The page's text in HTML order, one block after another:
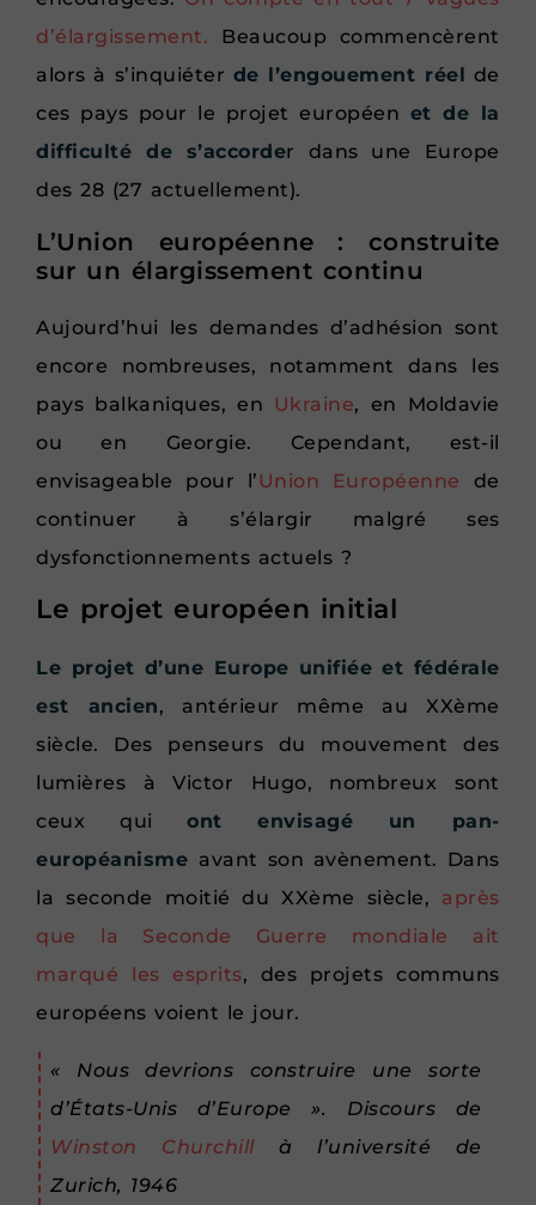
d’élargissement. Beaucoup commencèrent
alors à s’inquiéter de l’engouement réel
de
ces pays pour le projet européen et de la
difficulté de s’accorder dans une Europe
des 28 (27 actuellement).
L’Union européenne : construite
sur un élargissement continu
Aujourd’hui les demandes d’adhésion sont
encore nombreuses, notamment dans les
pays balkaniques, en Ukraine, en Moldavie
ou en Georgie. Cependant, est-il
envisageable pour l’Union Européenne
de
continuer à s’élargir malgré ses
dysfonctionnements actuels ?
Le projet européen initial
Le projet d’une Europe unifiée et fédérale
est ancien, antérieur même au XXème
siècle. Des penseurs du mouvement des
lumières à Victor Hugo, nombreux sont
ceux quiont envisagé un pan-
européanisme avant son avènement. Dans
la seconde moitié du XXème siècle, après
que la Seconde Guerre mondiale ait
marqué les esprits, des projets communs
européens voient le jour.
« Nous devrions construire une sorte
d’États-Unis d’Europe ». Discours de
Winston Churchill à l’université de
Zurich, 1946